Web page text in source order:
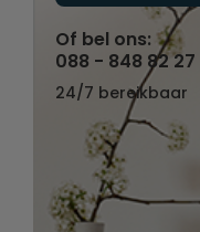
Of bel ons:
088 - 848 82 27
24/7 bereikbaar